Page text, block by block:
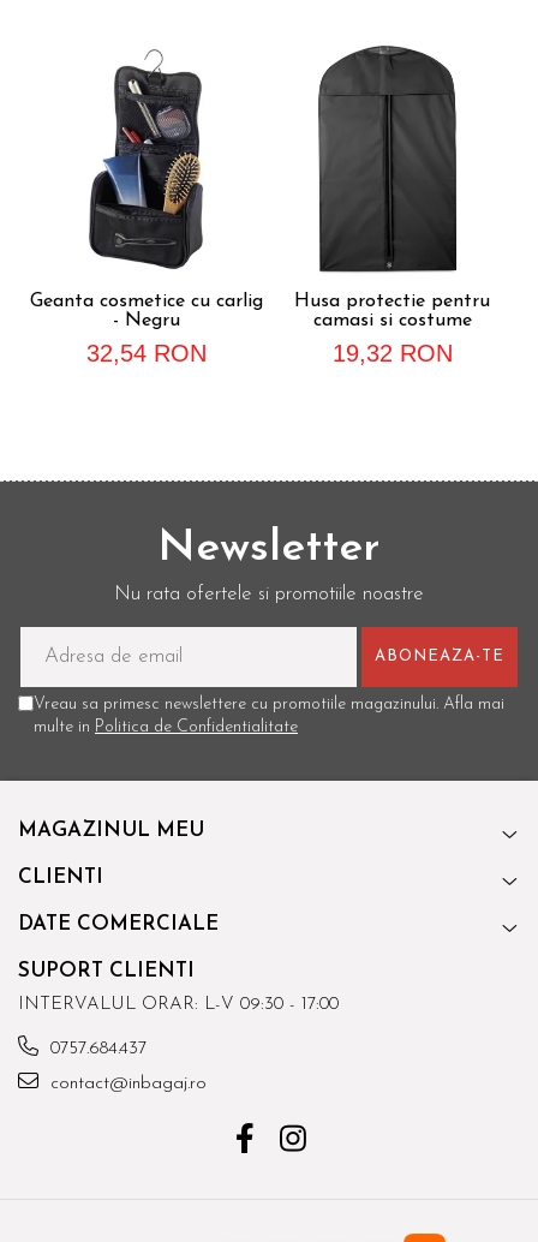
Geanta cosmetice cu carlig
- Negru
32,54 RON
Husa protectie pentru
camasi si costume
19,32 RON
Newsletter
Nu rata ofertele si promotiile noastre
Vreau sa primesc newslettere cu promotiile magazinului. Afla mai
multe in Politica de Confidentialitate
MAGAZINUL MEU
CLIENTI
DATE COMERCIALE
SUPORT CLIENTI
INTERVALUL ORAR: L-V 09:30 - 17:00
0757.684.437
contact@inbagaj.ro